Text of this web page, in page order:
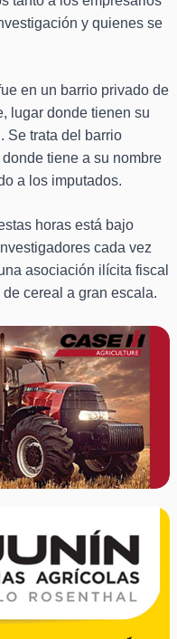
y quienes se
en un barrio privado de
lugar donde tienen su
Se trata del barrio
tiene a su nombre
a los imputados.
horas está bajo
cada vez
asociación ilícita fiscal
cereal a gran escala.